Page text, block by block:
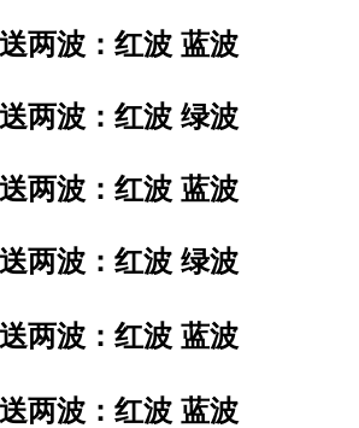
两波：红波 蓝波
两波：红波 绿波
两波：红波 蓝波
两波：红波 绿波
送两波：红波 蓝波
两波：红波 蓝波